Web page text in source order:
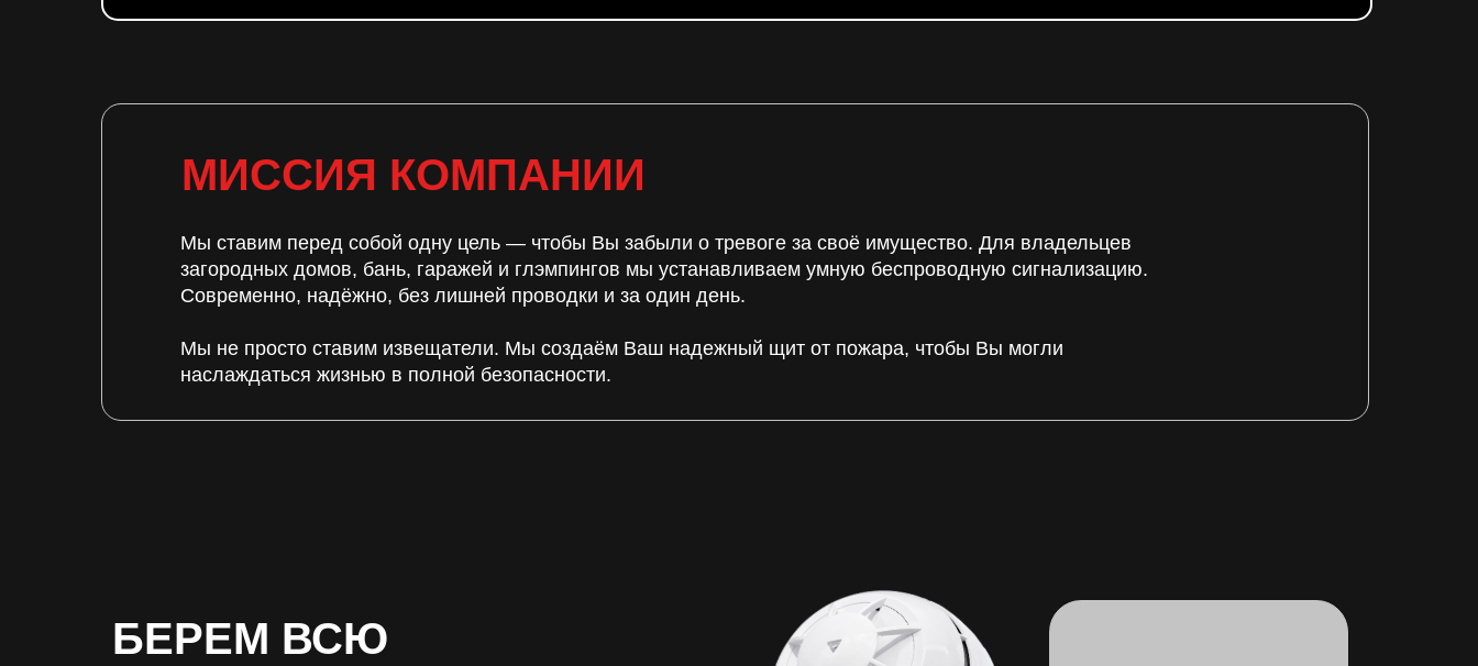
МИССИЯ КОМПАНИИ
Мы ставим перед собой одну цель — чтобы Вы забыли о тревоге за своё имущество. Для владельцев
загородных домов, бань, гаражей и глэмпингов мы устанавливаем умную беспроводную сигнализацию.
Современно, надёжно, без лишней проводки и за один день.
Мы не просто ставим извещатели. Мы создаём Ваш надежный щит от пожара, чтобы Вы могли
наслаждаться жизнью в полной безопасности.
БЕРЕМ ВСЮ